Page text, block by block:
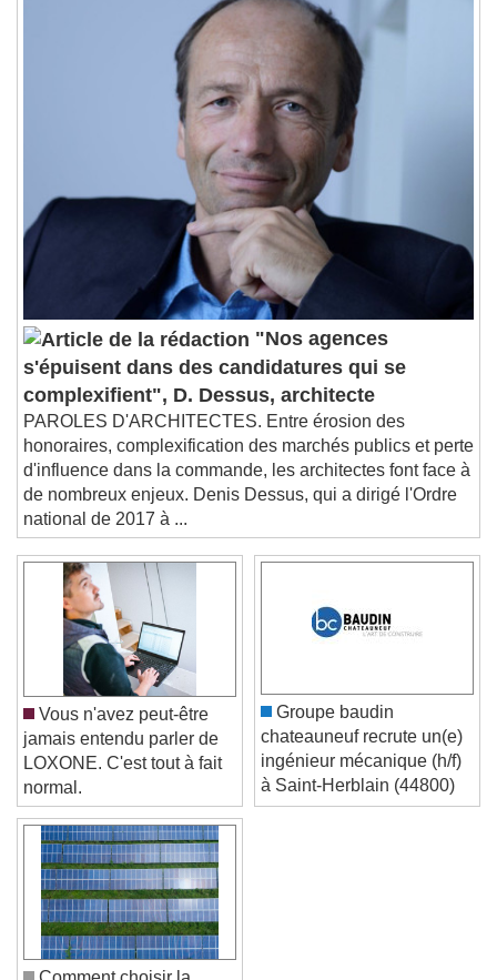
Seek to live, currently behind liveLIVE
Remaining Time
0:00
Playback Rate
Chapters
descriptions off, selected
subtitles settings, opens subtitles
settings dialog
subtitles off, selected
Audio Track
Picture-in-Picture
Fullscreen
This is a modal window.
Beginning of dialog window. Escape will cancel
and close the window.
Text
Color
Text Background
Color
Caption Area Background
Color Opacity
Font Size
Text Edge Style
Font Family
"Nos agences
s'épuisent dans des candidatures qui se
complexifient", D. Dessus, architecte
PAROLES D'ARCHITECTES. Entre érosion des
honoraires, complexification des marchés publics et perte
d'influence dans la commande, les architectes font face à
de nombreux enjeux. Denis Dessus, qui a dirigé l'Ordre
national de 2017 à ...
Vous n'avez peut-être
jamais entendu parler de
LOXONE. C'est tout à fait
normal.
Groupe baudin
chateauneuf recrute un(e)
ingénieur mécanique (h/f)
à Saint-Herblain (44800)